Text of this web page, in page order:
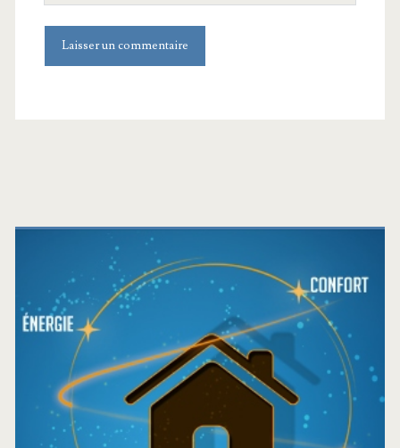
site
Barre
latérale
principale